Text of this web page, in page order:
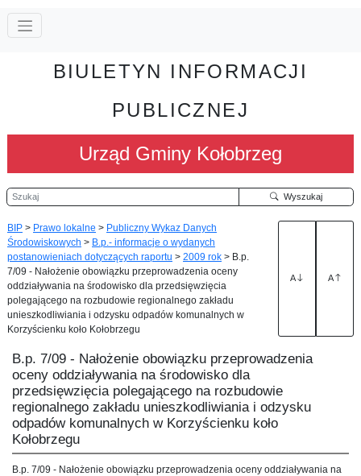
BIULETYN INFORMACJI
PUBLICZNEJ
Urząd Gminy Kołobrzeg
Szukaj Wyszukaj
BIP > Prawo lokalne > Publiczny Wykaz Danych
Środowiskowych > B.p.- informacje o wydanych
postanowieniach dotyczących raportu > 2009 rok > B.p.
7/09 - Nałożenie obowiązku przeprowadzenia oceny
oddziaływania na środowisko dla przedsięwzięcia
polegającego na rozbudowie regionalnego zakładu
unieszkodliwiania i odzysku odpadów komunalnych w
Korzyścienku koło Kołobrzegu
A A
B.p. 7/09 - Nałożenie obowiązku przeprowadzenia
oceny oddziaływania na środowisko dla
przedsięwzięcia polegającego na rozbudowie
regionalnego zakładu unieszkodliwiania i odzysku
odpadów komunalnych w Korzyścienku koło
Kołobrzegu
B.p. 7/09 - Nałożenie obowiązku przeprowadzenia oceny oddziaływania na